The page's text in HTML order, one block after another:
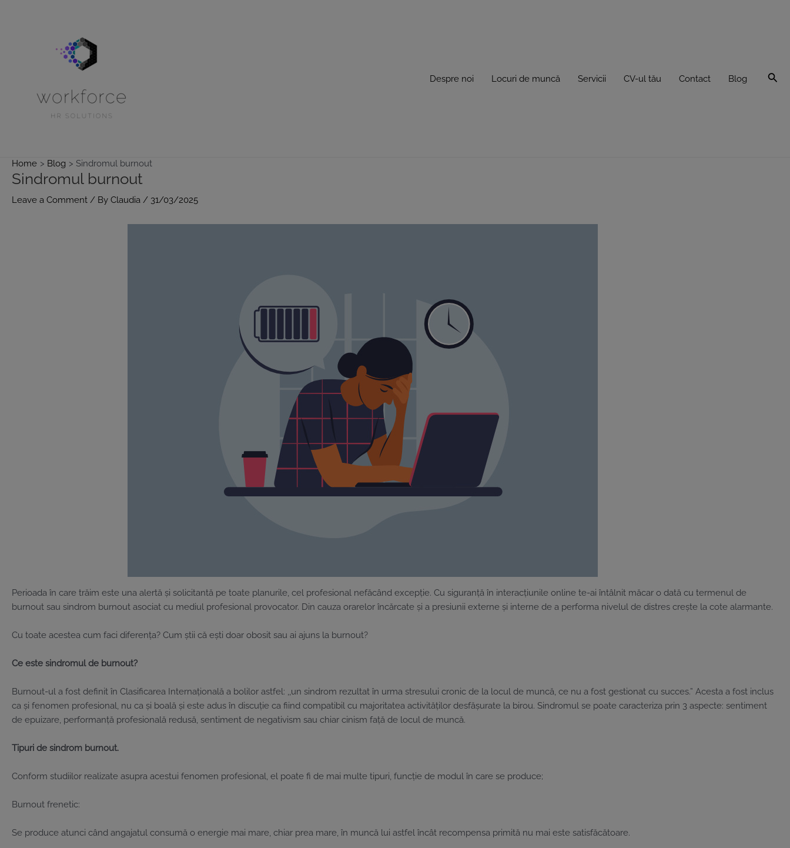
Despre noi Locuri de muncă Servicii CV-ul tău Contact Blog
Home Blog Sindromul burnout
Sindromul burnout
Leave a Comment / By Claudia / 31/03/2025
Perioada în care trăim este una alertă și solicitantă pe toate planurile, cel profesional nefăcând excepție. Cu siguranță în interacțiunile online te-ai întâlnit măcar o dată cu termenul de
burnout sau sindrom burnout asociat cu mediul profesional provocator. Din cauza orarelor încărcate și a presiunii externe și interne de a performa nivelul de distres crește la cote alarmante.
Cu toate acestea cum faci diferența? Cum știi că ești doar obosit sau ai ajuns la burnout?
Ce este sindromul de burnout?
Burnout-ul a fost definit în Clasificarea Internațională a bolilor astfel: ,,un sindrom rezultat în urma stresului cronic de la locul de muncă, ce nu a fost gestionat cu succes.” Acesta a fost inclus
ca și fenomen profesional, nu ca și boală și este adus în discuție ca fiind compatibil cu majoritatea activităților desfășurate la birou. Sindromul se poate caracteriza prin 3 aspecte: sentiment
de epuizare, performanță profesională redusă, sentiment de negativism sau chiar cinism față de locul de muncă.
Tipuri de sindrom burnout.
Conform studiilor realizate asupra acestui fenomen profesional, el poate fi de mai multe tipuri, funcție de modul în care se produce;
Burnout frenetic:
Se produce atunci când angajatul consumă o energie mai mare, chiar prea mare, în muncă lui astfel încât recompensa primită nu mai este satisfăcătoare.